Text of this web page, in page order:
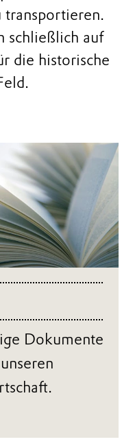
Dokumente
transportieren.
schließlich auf
die historische